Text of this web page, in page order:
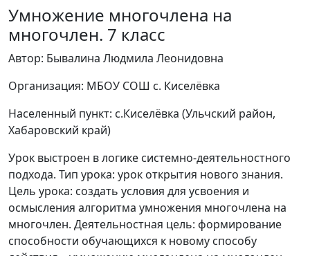
Умножение многочлена на
многочлен. 7 класс
Автор: Бывалина Людмила Леонидовна
Организация: МБОУ СОШ с. Киселёвка
Населенный пункт: с.Киселёвка (Ульчский район,
Хабаровский край)
Урок выстроен в логике системно-деятельностного
подхода. Тип урока: урок открытия нового знания.
Цель урока: создать условия для усвоения и
осмысления алгоритма умножения многочлена на
многочлен. Деятельностная цель: формирование
способности обучающихся к новому способу